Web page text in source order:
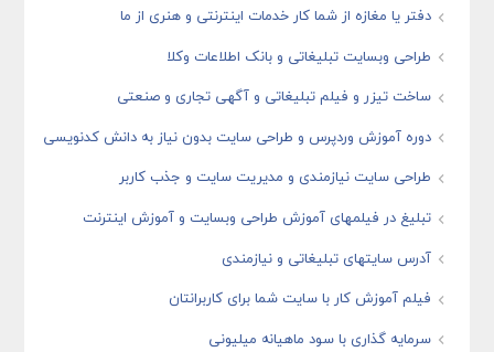
دفتر یا مغازه از شما کار خدمات اینترنتی و هنری از ما
طراحی وبسایت تبلیغاتی و بانک اطلاعات وکلا
ساخت تیزر و فیلم تبلیغاتی و آگهی تجاری و صنعتی
دوره آموزش وردپرس و طراحی سایت بدون نیاز به دانش کدنویسی
طراحی سایت نیازمندی و مدیریت سایت و جذب کاربر
تبلیغ در فیلمهای آموزش طراحی وبسایت و آموزش اینترنت
آدرس سایتهای تبلیغاتی و نیازمندی
فیلم آموزش کار با سایت شما برای کاربرانتان
سرمایه گذاری با سود ماهیانه میلیونی